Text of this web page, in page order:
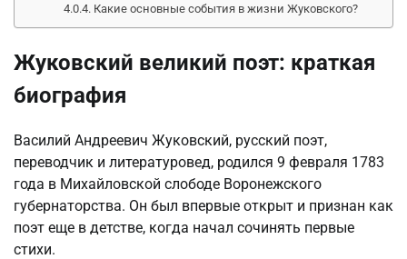
Какие основные события в жизни Жуковского?
Жуковский великий поэт: краткая
биография
Василий Андреевич Жуковский, русский поэт,
переводчик и литературовед, родился 9 февраля 1783
года в Михайловской слободе Воронежского
губернаторства. Он был впервые открыт и признан как
поэт еще в детстве, когда начал сочинять первые
стихи.